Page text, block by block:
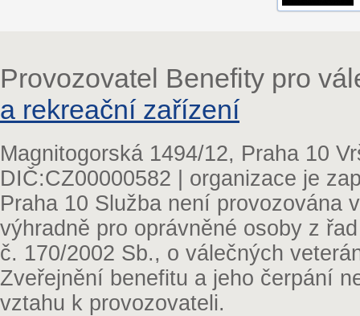
Provozovatel Benefity pro
a rekreační zařízení
Magnitogorská 1494/12, Praha 10
DIČ:CZ00000582 | organizace je
Praha 10 Služba není provozována
výhradně pro oprávněné osoby z
č. 170/2002 Sb., o válečných
Zveřejnění benefitu a jeho čerpání
vztahu k provozovateli.